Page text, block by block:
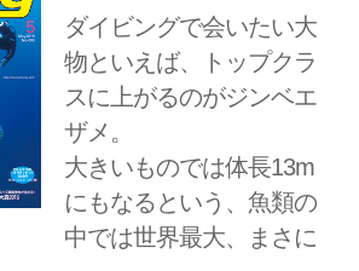
ダイビングで会いたい大
物といえば、トップクラ
スに上がるのがジンベエ
ザメ。
大きいものでは体長13m
にもなるという、魚類の
中では世界最大、まさに